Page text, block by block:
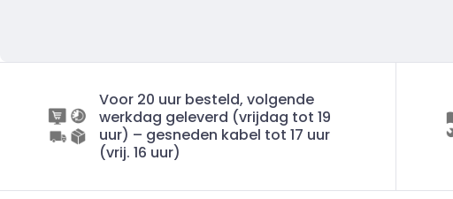
Voor 20 uur besteld, volgende
werkdag geleverd (vrijdag tot 19
uur) – gesneden kabel tot 17 uur
(vrij. 16 uur)